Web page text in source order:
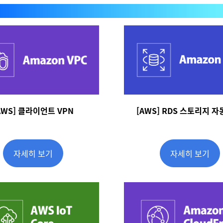
클라이언트 VPN
자세히 보기
[AWS] RDS 스토리지 자
자세히 보기